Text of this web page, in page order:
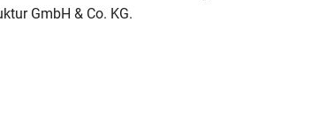
GmbH & Co. KG.